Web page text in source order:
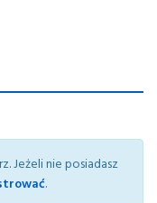
Jeżeli nie posiadasz
.